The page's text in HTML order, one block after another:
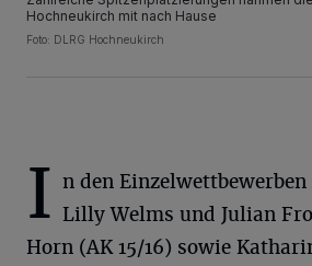
Hochneukirch mit nach Hause
Foto: DLRG Hochneukirch
I n den
Lilly Welms und Julian
Horn (AK 15/16) sowie